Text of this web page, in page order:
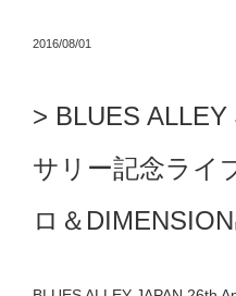
2016/08/01
BLUES
サリー記念ライ
ロ＆